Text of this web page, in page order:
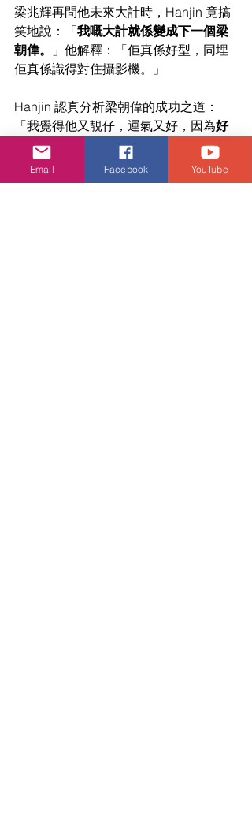
梁兆輝再問他未來大計時，Hanjin 竟搞
笑地說：「我嘅大計就係變成下一個梁
朝偉。
」他解釋：「佢真係好型，同埋
佢真係識得對住攝影機。」
Hanjin 認真分析梁朝偉的成功之道：
「我覺得他又靚仔，運氣又好，因為好
運係最強嘅實力
。但係佢都有技巧嘅，
佢嘅技巧係特別屬於自己。技巧係你只
需要學識同用你自己嗰套拳。如果你係
Email Facebook YouTube